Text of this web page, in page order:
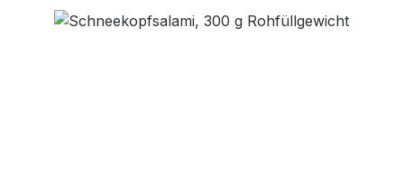
Bildergalerie überspringen